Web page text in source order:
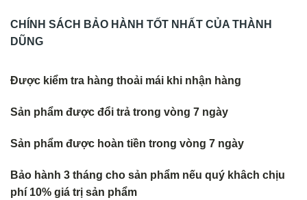
CHÍNH SÁCH BẢO HÀNH TỐT NHẤT CỦA THÀNH
DŨNG
Được kiểm tra hàng thoải mái khi nhận hàng
Sản phẩm được đổi trả trong vòng 7 ngày
Sản phẩm được hoàn tiền trong vòng 7 ngày
Bảo hành 3 tháng cho sản phẩm nếu quý khâch chịu
phí 10% giá trị sản phẩm